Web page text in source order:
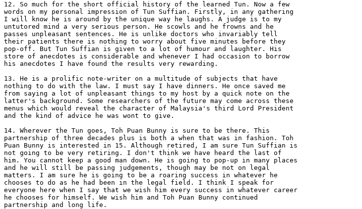
12. So much for the short official history of the learned Tun. Now a few
words on my personal impression of Tun Suffian. Firstly, in any gathering
I will know he is around by the unique way he laughs. A judge is to my
untutored mind a very serious person. He scowls and he frowns and he
passes unpleasant sentences. He is unlike doctors who invariably tell
their patients there is nothing to worry about five minutes before they
pop-off. But Tun Suffian is given to a lot of humour and laughter. His
store of anecdotes is considerable and whenever I had occasion to borrow
his anecdotes I have found the results very rewarding.
13. He is a prolific note-writer on a multitude of subjects that have
nothing to do with the law. I must say I have dinners. He once saved me
from saying a lot of unpleasant things to my host by a quick note on the
latter's background. Some researchers of the future may come across these
menus which would reveal the character of Malaysia's third Lord President
and the kind of advice he was wont to give.
14. Wherever the Tun goes, Toh Puan Bunny is sure to be there. This
partnership of three decades plus is both a when that was in fashion. Toh
Puan Bunny is interested in 15. Although retired, I am sure Tun Suffian is
not going to be very retiring. I don't think we have heard the last of
him. You cannot keep a good man down. He is going to pop-up in many places
and he will still be passing judgements, though may be not on legal
matters. I am sure he is going to be a roaring success in whatever he
chooses to do as he had been in the legal field. I think I speak for
everyone here when I say that we wish him every success in whatever career
he chooses for himself. We wish him and Toh Puan Bunny continued
partnership and long life.